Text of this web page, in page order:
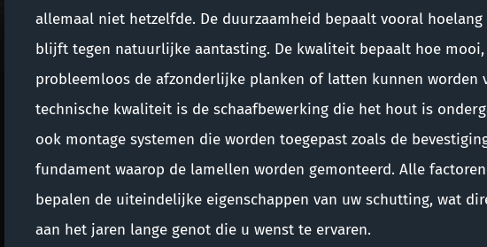
allemaal niet hetzelfde. De duurzaamheid bepaalt vooral
blijft tegen natuurlijke aantasting. De kwaliteit bepaalt hoe mooi,
probleemloos de afzonderlijke planken of latten kunnen worden
technische kwaliteit is de schaafbewerking die het hout is
ook montage systemen die worden toegepast zoals de
fundament waarop de lamellen worden gemonteerd. Alle
bepalen de uiteindelijke eigenschappen van uw schutting, wat
aan het jaren lange genot die u wenst te ervaren.